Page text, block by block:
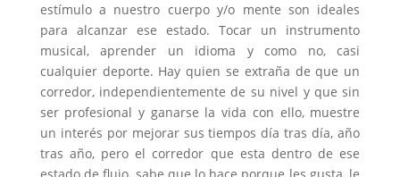
estímulo a nuestro cuerpo y/o mente son ideales
para alcanzar ese estado. Tocar un instrumento
musical, aprender un idioma y como no, casi
cualquier deporte. Hay quien se extraña de que un
corredor, independientemente de su nivel y que sin
ser profesional y ganarse la vida con ello, muestre
un interés por mejorar sus tiempos día tras día, año
tras año, pero el corredor que esta dentro de ese